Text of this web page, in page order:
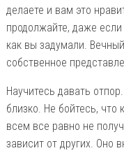
делаете и вам это
продолжайте, даже
как вы задумали.
собственное
Научитесь давать
близко. Не бойтесь, что
всем все равно не
зависит от других. Оно